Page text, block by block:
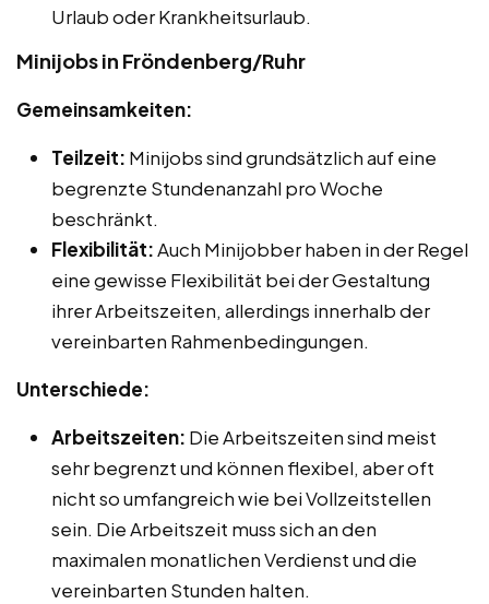
Urlaub oder Krankheitsurlaub.
Minijobs in Fröndenberg/Ruhr
Gemeinsamkeiten:
Teilzeit: Minijobs sind grundsätzlich auf eine
begrenzte Stundenanzahl pro Woche
beschränkt.
Flexibilität:Auch Minijobber haben in der Regel
eine gewisse Flexibilität bei der Gestaltung
ihrer Arbeitszeiten, allerdings innerhalb der
vereinbarten Rahmenbedingungen.
Unterschiede:
Arbeitszeiten: Die Arbeitszeiten sind meist
sehr begrenzt und können flexibel, aber oft
nicht so umfangreich wie bei Vollzeitstellen
sein. Die Arbeitszeit muss sich an den
maximalen monatlichen Verdienst und die
vereinbarten Stunden halten.